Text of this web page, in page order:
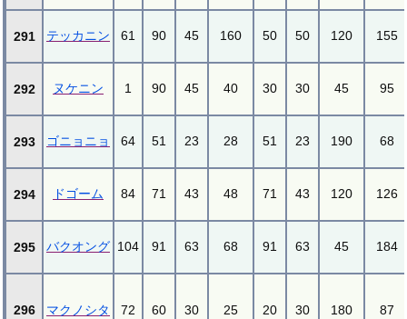
291 テッカニン 61 90 45 160 50 50 120 155
292 ヌケニン 1 90 45 40 30 30 45 95
293 ゴニョニョ 64 51 23 28 51 23 190 68
294 ドゴーム 84 71 43 48 71 43 120 126
295 バクオング 104 91 63 68 91 63 45 184
296 マクノシタ 72 60 30 25 20 30 180 87